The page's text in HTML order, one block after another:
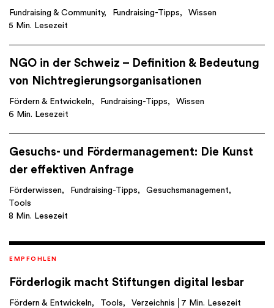
Fundraising & Community Fundraising-Tipps
Wissen
5 Min. Lesezeit
NGO in der Schweiz – Definition & Bedeutung
von Nichtregierungsorganisationen
Fördern & Entwickeln Fundraising-Tipps
Wissen
6 Min. Lesezeit
Gesuchs- und Fördermanagement: Die Kunst
der effektiven Anfrage
Förderwissen Fundraising-Tipps
Gesuchsmanagement
Tools
8 Min. Lesezeit
EMPFOHLEN
Förderlogik macht Stiftungen digital lesbar
Fördern & Entwickeln Tools Verzeichnis 7 Min. Lesezeit